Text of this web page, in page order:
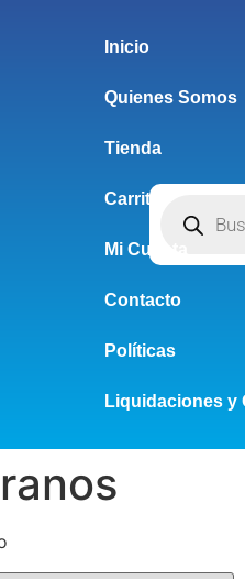
Inicio
Quienes Somos
Tienda
Carrito
Mi Cuenta
Contacto
Políticas
Liquidaciones y